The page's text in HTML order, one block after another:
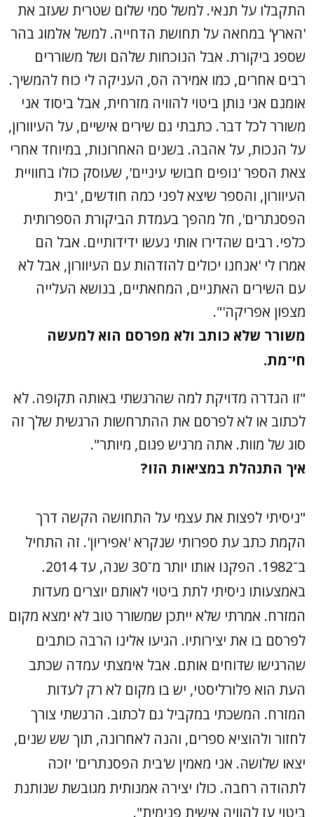
התקבלו על תנאי. למשל סמי שלום שטרית שעזב את
'הארץ' במחאה על תחושת הדחייה. למשל אלמוג בהר
שספג ביקורת. אבל הנוכחות שלהם ושל משוררים
רבים אחרים, כמו אמירה הס, העניקה לי כוח להמשיך.
אומנם אני נותן ביטוי להוויה מזרחית, אבל ביסוד אני
משורר לכל דבר. כתבתי גם שירים אישיים, על העיוורון,
על הנכות, על אהבה. בשנים האחרונות, במיוחד אחרי
צאת הספר 'נופים חבושי עיניים', שעוסק כולו בחוויית
העיוורון, והספר שיצא לפני כמה חודשים, 'בית
הפסנתרים', חל מהפך בעמדת הביקורת הספרותית
כלפי. רבים שהדירו אותי נעשו ידידותיים. אבל הם
אמרו לי 'אנחנו יכולים להזדהות עם העיוורון, אבל לא
עם השירים האתניים, המחאתיים, בנושא העלייה
מצפון אפריקה'".
משורר שלא כותב ולא מפרסם הוא למעשה
חי־מת.
"זו הגדרה מדויקת למה שהרגשתי באותה תקופה. לא
לכתוב או לא לפרסם את ההתרחשות הרגשית שלך זה
סוג של מוות. אתה מרגיש פגום, מיותר".
איך התנהלת במציאות הזו?
"ניסיתי לפצות את עצמי על התחושה הקשה דרך
הקמת כתב עת ספרותי שנקרא 'אפיריון'. זה התחיל
ב־1982. הפקנו אותו יותר מ־30 שנה, עד 2014.
באמצעותו ניסיתי לתת ביטוי לאותם יוצרים מעדות
המזרח. אמרתי שלא ייתכן שמשורר טוב לא ימצא מקום
לפרסם בו את יצירותיו. הגיעו אלינו הרבה כותבים
שהרגישו שדוחים אותם. אבל אימצתי עמדה שכתב
העת הוא פלורליסטי, יש בו מקום לא רק לעדות
המזרח. המשכתי במקביל גם לכתוב. הרגשתי צורך
לחזור ולהוציא ספרים, והנה לאחרונה, תוך שש שנים,
יצאו שלושה. אני מאמין ש'בית הפסנתרים' יזכה
לתהודה רחבה. כולו יצירה אמנותית מגובשת שנותנת
ביטוי עז להוויה אישית פנימית".